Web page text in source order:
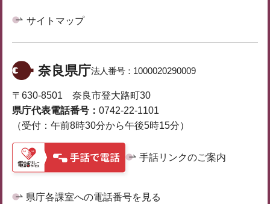
サイトマップ
奈良県庁法人番号： 1000020290009
〒630-8501 奈良市登大路町30
県庁代表電話番号： 0742-22-1101
（受付：午前8時30分から午後5時15分）
手話リンクのご案内
県庁各課室への電話番号を見る